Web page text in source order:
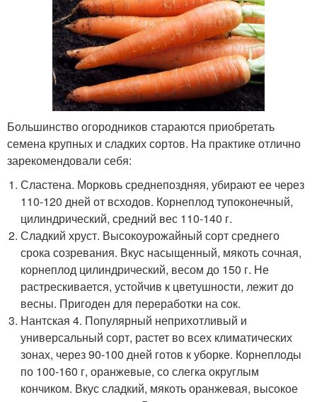
Большинство огородников стараются приобретать
семена крупных и сладких сортов. На практике отлично
зарекомендовали себя:
Сластена. Морковь среднепоздняя, убирают ее через
110-120 дней от всходов. Корнеплод тупоконечный,
цилиндрический, средний вес 110-140 г.
Сладкий хруст. Высокоурожайный сорт среднего
срока созревания. Вкус насыщенный, мякоть сочная,
корнеплод цилиндрический, весом до 150 г. Не
растрескивается, устойчив к цветушности, лежит до
весны. Пригоден для переработки на сок.
Нантская 4. Популярный неприхотливый и
универсальный сорт, растет во всех климатических
зонах, через 90-100 дней готов к уборке. Корнеплоды
по 100-160 г, оранжевые, со слегка округлым
кончиком. Вкус сладкий, мякоть оранжевая, высокое